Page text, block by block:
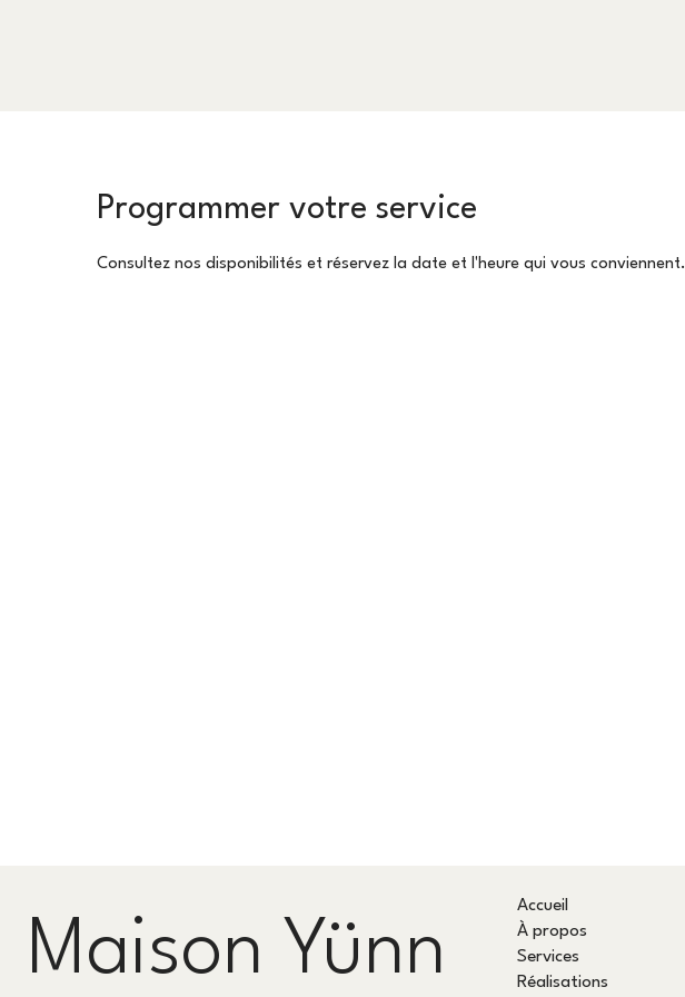
Programmer votre service
Consultez nos disponibilités et réservez la date et l'heure qui vous conviennent.
Maison Yünn
Accueil
À propos
Services
Réalisations